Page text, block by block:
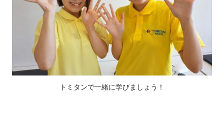
トミタンで一緒に学びましょう！